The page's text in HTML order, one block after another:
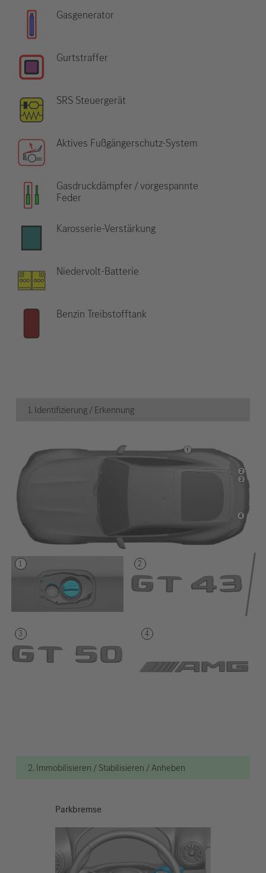
Gasgenerator
Gurtstraffer
SRS Steuergerät
Aktives Fußgängerschutz-System
Gasdruckdämpfer / vorgespannte
Feder
Karosserie-Verstärkung
Niedervolt-Batterie
Benzin Treibstofftank
1. Identifizierung / Erkennung
2. Immobilisieren / Stabilisieren / Anheben
Parkbremse